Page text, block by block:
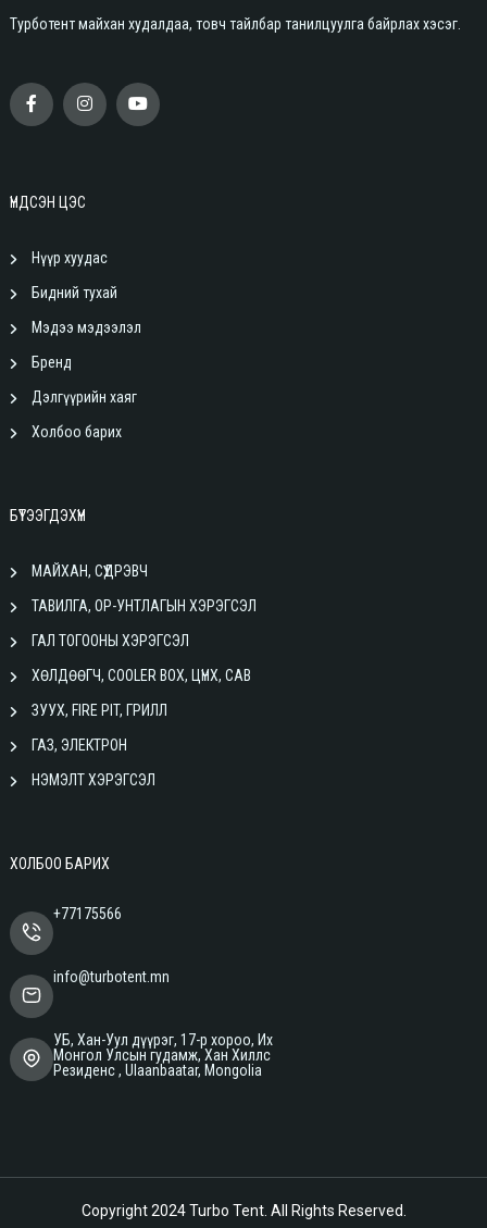
Турботент майхан худалдаа, товч тайлбар танилцуулга байрлах хэсэг.
ҮНДСЭН ЦЭС
Нүүр хуудас
Бидний тухай
Мэдээ мэдээлэл
Бренд
Дэлгүүрийн хаяг
Холбоо барих
БҮТЭЭГДЭХҮҮН
МАЙХАН, СҮҮДРЭВЧ
ТАВИЛГА, ОР-УНТЛАГЫН ХЭРЭГСЭЛ
ГАЛ ТОГООНЫ ХЭРЭГСЭЛ
ХӨЛДӨӨГЧ, COOLER BOX, ЦҮНХ, САВ
ЗУУХ, FIRE PIT, ГРИЛЛ
ГАЗ, ЭЛЕКТРОН
НЭМЭЛТ ХЭРЭГСЭЛ
ХОЛБОО БАРИХ
+77175566
info@turbotent.mn
УБ, Хан-Уул дүүрэг, 17-р хороо, Их
Монгол Улсын гудамж, Хан Хиллс
Резиденс , Ulaanbaatar, Mongolia
Copyright 2024Turbo Tent. All Rights Reserved.